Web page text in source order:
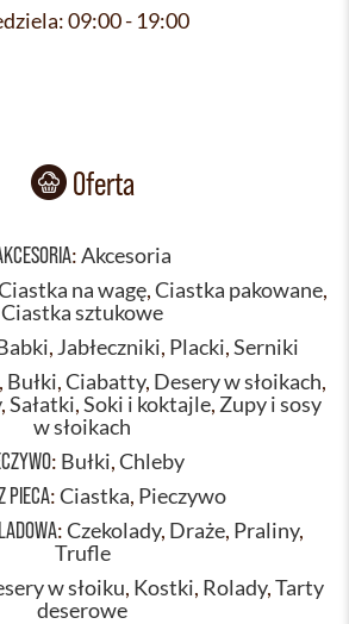
09:00 - 19:00
Oferta
:Akcesoria
na wagę,Ciastka pakowane,
Ciastka sztukowe
, Jabłeczniki, Placki,Serniki
, Bułki,Ciabatty, Desery w słoikach,
,Sałatki,Soki i koktajle, Zupy i sosy
w słoikach
: Bułki,Chleby
PIECA:Ciastka, Pieczywo
:Czekolady, Draże, Praliny,
Trufle
w słoiku, Kostki, Rolady,Tarty
deserowe